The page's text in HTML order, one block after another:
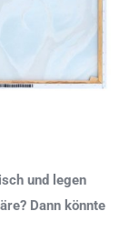
und legen
Dann könnte